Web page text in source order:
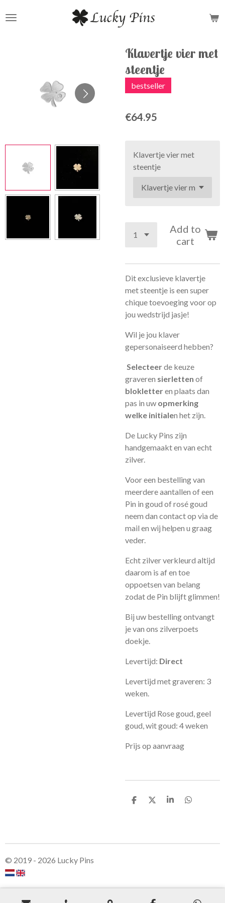
to
Klavertje vier met
steentje
bestseller
€64.95
Klavertje vier met
steentje
Add to
cart
Dit exclusieve klavertje
met steentje is een super
chique toevoeging voor op
jou wedstrijd jasje!
Wil je jou klaver
gepersonaiseerd hebben?
Selecteerde keuze
graveren sierletten of
blokletteren plaats dan
pas in uw opmerking
welke initialen het zijn.
De Lucky Pins zijn
handgemaakt en van echt
zilver.
Voor een bestelling van
meerdere aantallen of een
Pin in goud of rosé goud
neem dan contact op via de
mail en wij helpen u graag
veder.
Echt zilver verkleurd altijd
daarom is af en toe
oppoetsen van belang
zodat de Pin blijft glimmen!
Bij uw bestelling ontvangt
je van ons zilverpoets
doekje.
Levertijd: Direct
Levertijd met graveren: 3
weken.
Levertijd Rose goud, geel
goud, wit goud: 4 weken
Prijs op aanvraag
S
S
S
S
© 2019 - 2026 Lucky Pins